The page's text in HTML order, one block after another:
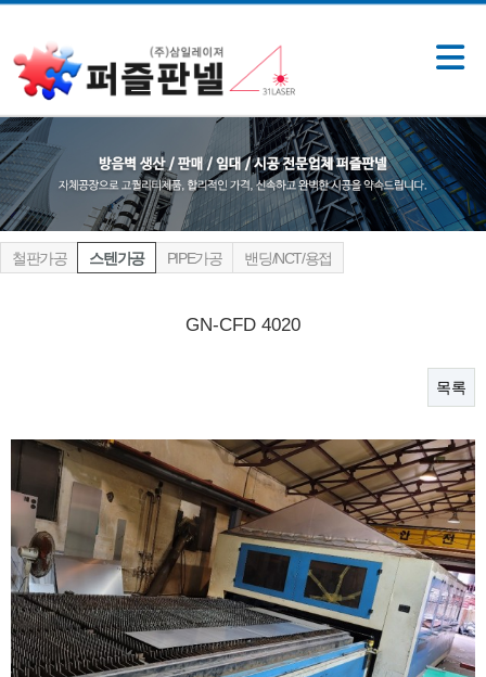
철판가공 스텐가공 PIPE가공 밴딩/NCT/용접
GN-CFD 4020
목록